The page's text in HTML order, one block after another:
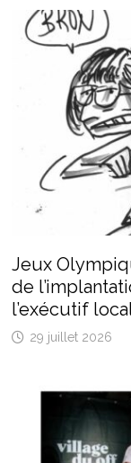
Jeux
de
l’exécutif
29 juillet 2026